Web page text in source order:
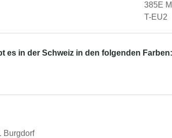
385E
T-EU2
es in der Schweiz in den folgenden Farben:
Burgdorf